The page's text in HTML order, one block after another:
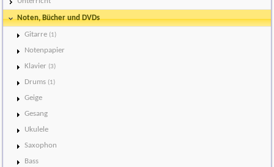
Noten, Bücher und DVDs
Gitarre (1)
Notenpapier
Klavier (3)
Drums (1)
Geige
Gesang
Ukulele
Saxophon
Bass